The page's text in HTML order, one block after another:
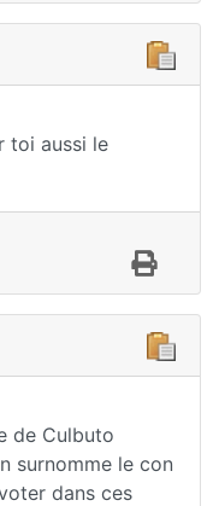
toi aussi le
de Culbuto
surnomme le con
dans ces